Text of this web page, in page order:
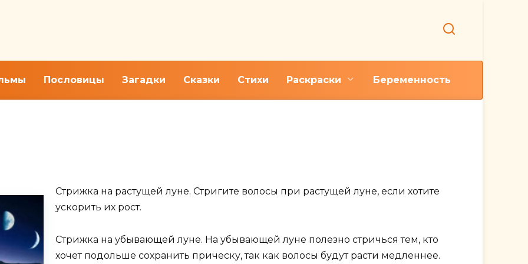
Пословицы Загадки Сказки Стихи Раскраски Беременность
Стрижка на растущей луне. Стригите волосы при растущей луне, если хотите
ускорить их рост.
Стрижка на убывающей луне. На убывающей луне полезно стричься тем, кто
хочет подольше сохранить прическу, так как волосы будут расти медленнее.